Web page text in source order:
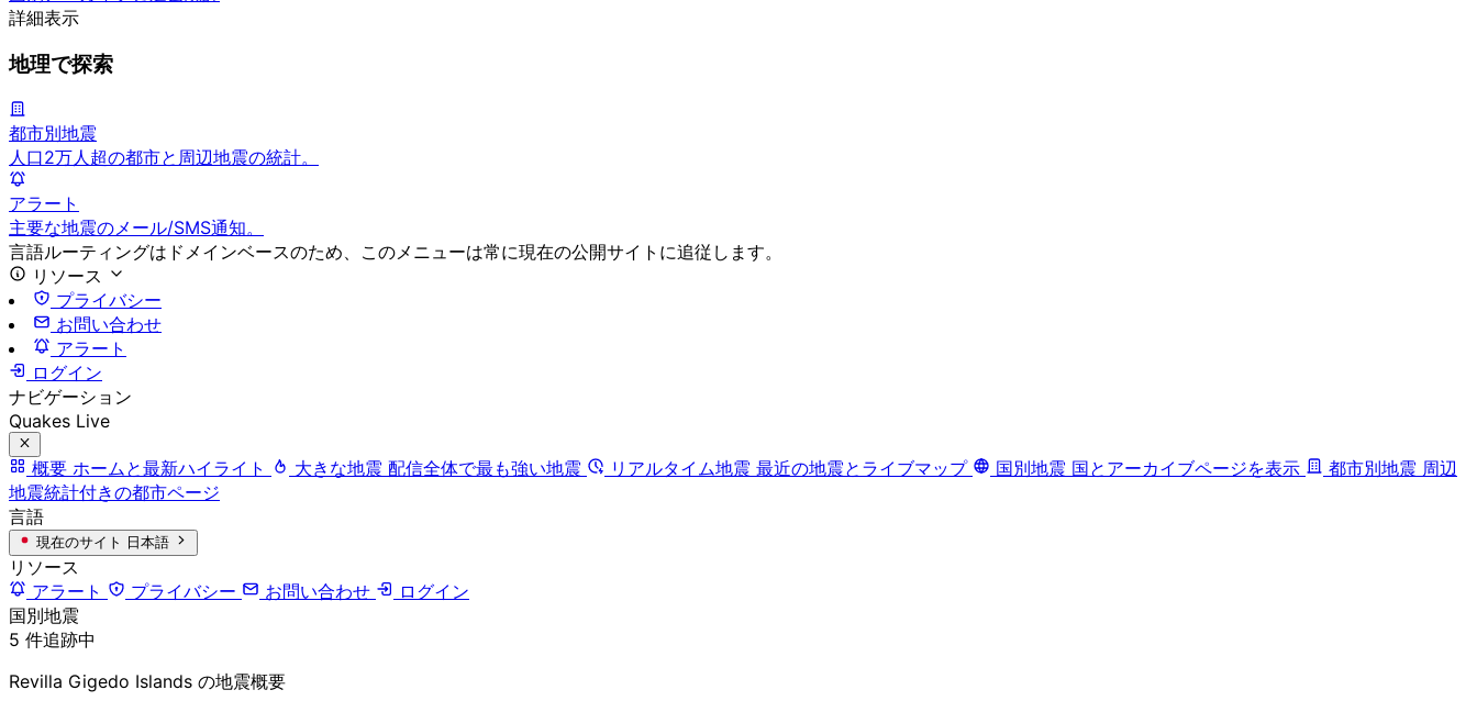
詳細表示
地理で探索
都市別地震
人口2万人超の都市と周辺地震の統計。
アラート
主要な地震のメール/SMS通知。
言語ルーティングはドメインベースのため、このメニューは常に現在の公開サイトに追従します。
リソース
プライバシー
お問い合わせ
アラート
ログイン
ナビゲーション
Quakes Live
概要 ホームと最新ハイライト 大きな地震 配信全体で最も強い地震 リアルタイム地震 最近の地震とライブマップ 国別地震 国とアーカイブページを表示 都市別地震 周辺
地震統計付きの都市ページ
言語
現在のサイト 日本語
リソース
アラート
プライバシー お問い合わせ
ログイン
国別地震
5 件追跡中
Revilla Gigedo Islands の地震概要